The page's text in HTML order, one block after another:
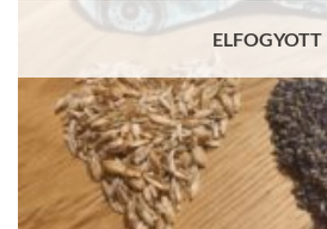
ELFOGYOTT